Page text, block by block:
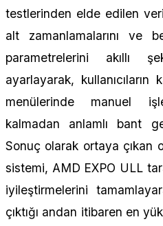
testlerinden elde edilen
alt zamanlamalarını ve
parametrelerini akıllı
ayarlayarak, kullanıcıların
menülerinde manuel
kalmadan anlamlı bant
Sonuç olarak ortaya çıkan
sistemi, AMD EXPO ULL
iyileştirmelerini
çıktığı andan itibaren en